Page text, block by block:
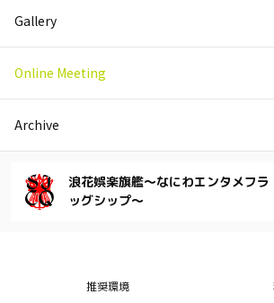
Gallery
Online Meeting
Archive
浪花娯楽旗艦～なにわエンタメフラ
ッグシップ～
推奨環境